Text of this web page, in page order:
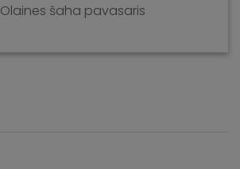
Olaines šaha pavasaris